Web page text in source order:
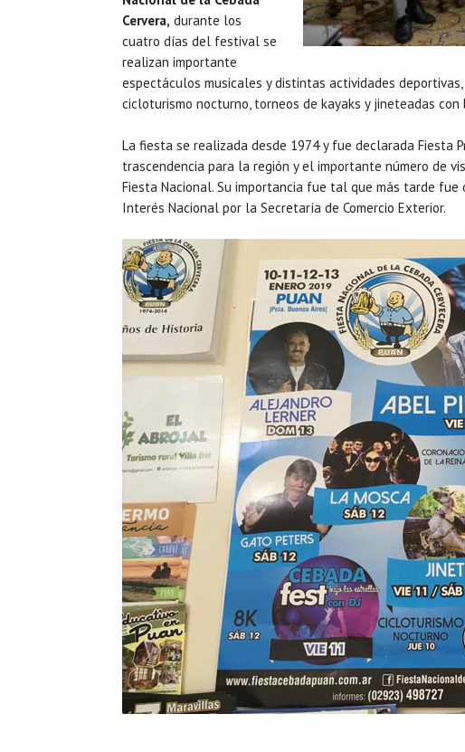
Cervera, durante los
cuatro días del festival se
realizan importante
espectáculos musicales y distintas actividades
cicloturismo nocturno, torneos de kayaks y jineteadas con
La fiesta se realizada desde 1974 y fue declarada Fiesta
trascendencia para la región y el importante número de
Fiesta Nacional. Su importancia fue tal que más tarde
Interés Nacional por la Secretaría de Comercio Exterior.